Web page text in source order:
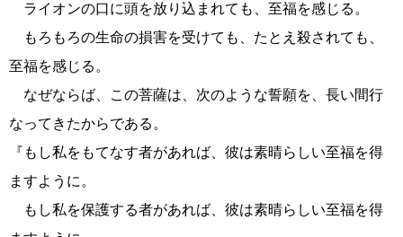
ライオンの口に頭を放り込まれても、至福を感じる。
もろもろの生命の損害を受けても、たとえ殺されても、
至福を感じる。
なぜならば、この菩薩は、次のような誓願を、長い間行
なってきたからである。
『もし私をもてなす者があれば、彼は素晴らしい至福を得
ますように。
もし私を保護する者があれば、彼は素晴らしい至福を得